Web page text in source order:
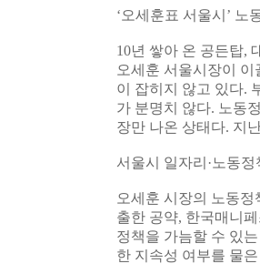
‘오세훈표 서울시’ 노
10년 쌓아 온 공든탑,
오세훈 서울시장이 이
이 잡히지 않고 있다.
가 분명치 않다. 노동
장만 나온 상태다. 지
서울시 일자리·노동
오세훈 시장의 노동
출한 공약, 한국매니
정책을 가늠할 수 있
한 지속성 여부를 물